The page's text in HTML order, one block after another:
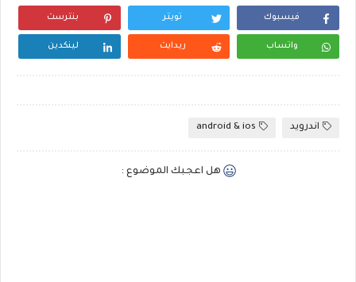
فيسبوك تويتر بنترست
واتساب ريدايت لينكدين
اندرويد android & ios
هل اعجبك الموضوع :